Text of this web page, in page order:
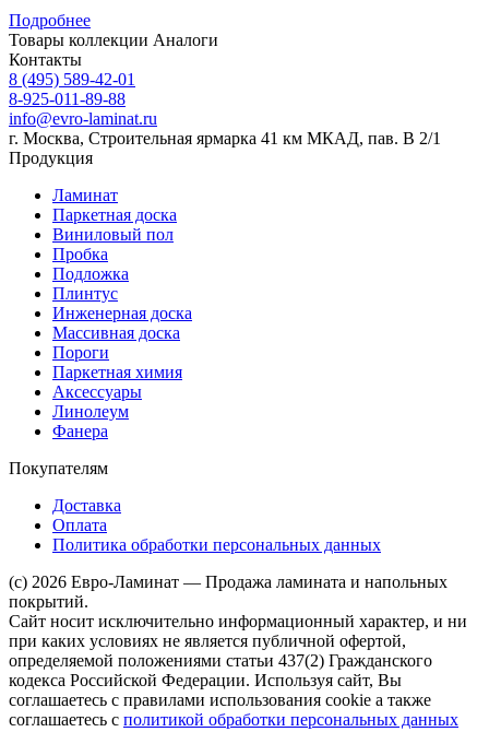
Подробнее
Товары коллекции Аналоги
Контакты
8 (495) 589-42-01
8-925-011-89-88
info@evro-laminat.ru
г. Москва, Строительная ярмарка 41 км МКАД, пав. В 2/1
Продукция
Ламинат
Паркетная доска
Виниловый пол
Пробка
Подложка
Плинтус
Инженерная доска
Массивная доска
Пороги
Паркетная химия
Аксессуары
Линолеум
Фанера
Покупателям
Доставка
Оплата
Политика обработки персональных данных
(c) 2026 Евро-Ламинат — Продажа ламината и напольных
покрытий.
Сайт носит исключительно информационный характер, и ни
при каких условиях не является публичной офертой,
определяемой положениями статьи 437(2) Гражданского
кодекса Российской Федерации. Используя сайт, Вы
соглашаетесь с правилами использования cookie а также
соглашаетесь с политикой обработки персональных данных